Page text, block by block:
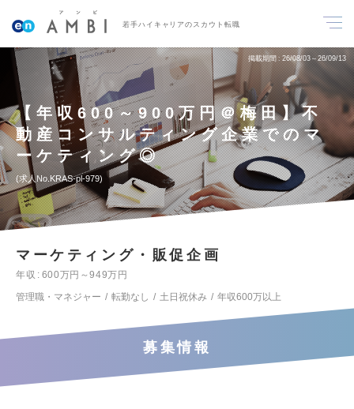
若手ハイキャリアのスカウト転職
掲載期間 26/08/03～26/09/13
【年収600～900万円＠梅田】不
動産コンサルティング企業でのマ
ーケティング◎
求人No.KRAS-pl-979
マーケティング・販促企画
年収
600万円～949万円
管理職・マネジャー
転勤なし 土日祝休み 年収600万以上
募集情報